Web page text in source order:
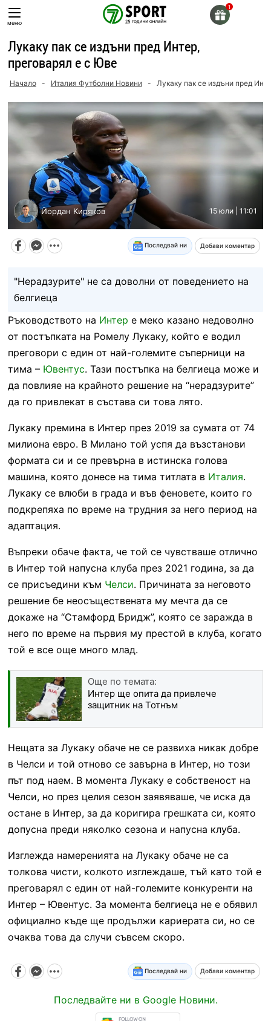
Skip
toменю
Лукаку пак се издъни пред Интер,
преговарял е с Юве
Начало - Италия Футболни Новини - Лукаку пак се издъни пред
Йордан Киряков 15 юли | 11:01
Последвай ни Добави коментар
"Нерадзурите" не са доволни от поведението на
белгиеца
Ръководството на Интер е меко казано недоволно
от постъпката на Ромелу Лукаку, който е водил
преговори с един от най-големите съперници на
тима – Ювентус. Тази постъпка на белгиеца може и
да повлияе на крайното решение на “нерадзурите”
да го привлекат в състава си това лято.
Лукаку премина в Интер през 2019 за сумата от 74
милиона евро. В Милано той успя да възстанови
формата си и се превърна в истинска голова
машина, която донесе на тима титлата в Италия.
Лукаку се влюби в града и във феновете, които го
подкрепяха по време на трудния за него период на
адаптация.
Въпреки обаче факта, че той се чувстваше отлично
в Интер той напусна клуба през 2021 година, за да
се присъедини към Челси. Причината за неговото
решение бе неосъществената му мечта да се
докаже на “Стамфорд Бридж”, която се заражда в
него по време на първия му престой в клуба, когато
той е все още много млад.
Още по темата:
Интер ще опита да привлече
защитник на Тотнъм
Нещата за Лукаку обаче не се развиха никак добре
в Челси и той отново се завърна в Интер, но този
път под наем. В момента Лукаку е собственост на
Челси, но през целия сезон заявяваше, че иска да
остане в Интер, за да коригира грешката си, която
допусна преди няколко сезона и напусна клуба.
Изглежда намеренията на Лукаку обаче не са
толкова чисти, колкото изглеждаше, тъй като той е
преговарял с един от най-големите конкуренти на
Интер – Ювентус. За момента белгиеца не е обявил
официално къде ще продължи кариерата си, но се
очаква това да случи съвсем скоро.
Последвай ни Добави коментар
Последвайте ни в Google Новини.